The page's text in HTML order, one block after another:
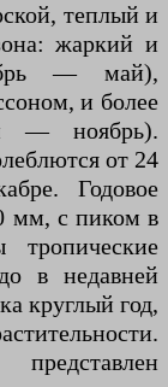
теплый и
жаркий и
— май),
и более
— ноябрь).
от 24
Годовое
мм, с пиком в
в недавней
круглый год,